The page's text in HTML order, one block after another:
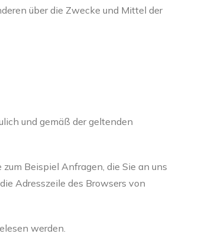
über die Zwecke und Mittel der
und gemäß der geltenden
Beispiel Anfragen, die Sie an uns
Adresszeile des Browsers von
werden.